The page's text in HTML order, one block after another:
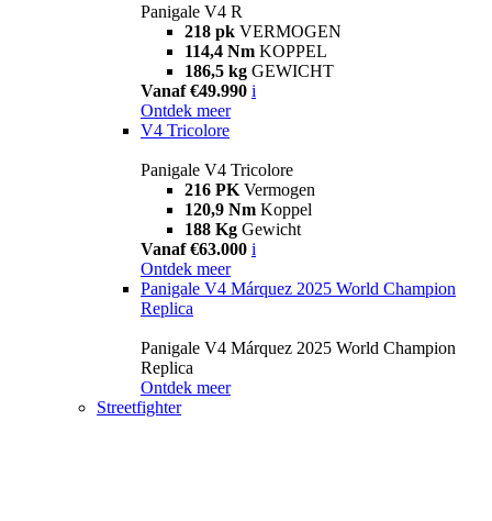
Panigale V4 R
218 pk VERMOGEN
114,4 Nm KOPPEL
186,5 kg GEWICHT
Vanaf €49.990 i
Ontdek meer
V4 Tricolore
Panigale V4 Tricolore
216 PK Vermogen
120,9 Nm Koppel
188 Kg Gewicht
Vanaf €63.000 i
Ontdek meer
Panigale V4 Márquez 2025 World Champion
Replica
Panigale V4 Márquez 2025 World Champion
Replica
Ontdek meer
Streetfighter